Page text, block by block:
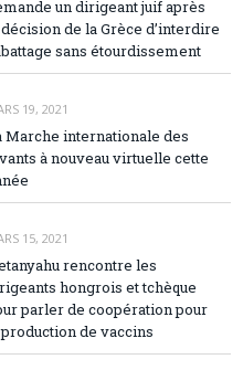
un dirigeant juif après
de la Grèce d’interdire
sans étourdissement
19, 2021
Marche internationale des
à nouveau virtuelle cette
15, 2021
rencontre les
hongrois et tchèque
parler de coopération pour
de vaccins